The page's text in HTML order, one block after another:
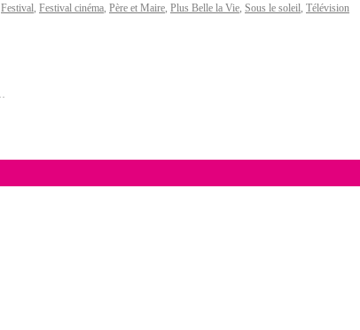
Festival, Festival cinéma, Père et Maire, Plus Belle la Vie, Sous le soleil, Télévision